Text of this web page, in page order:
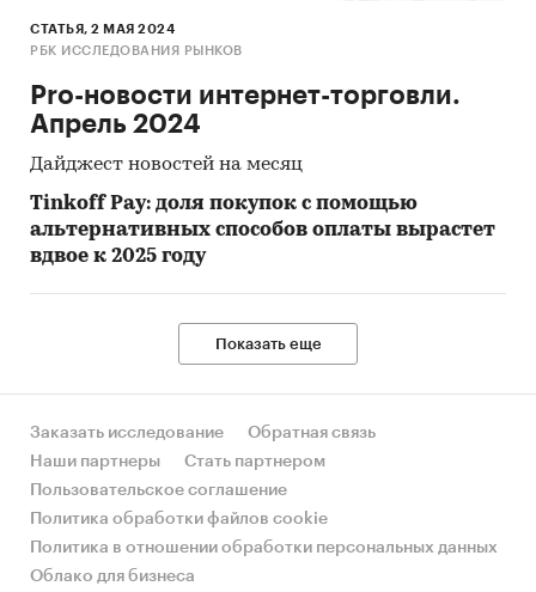
СТАТЬЯ, 2 МАЯ 2024
РБК ИССЛЕДОВАНИЯ РЫНКОВ
Pro-новости интернет-торговли.
Апрель 2024
Дайджест новостей на месяц
Tinkoff Pay: доля покупок с помощью
альтернативных способов оплаты вырастет
вдвое к 2025 году
Показать еще
Заказать исследование
Обратная связь
Наши партнеры
Стать партнером
Пользовательское соглашение
Политика обработки файлов cookie
Политика в отношении обработки персональных данных
Облако для бизнеса